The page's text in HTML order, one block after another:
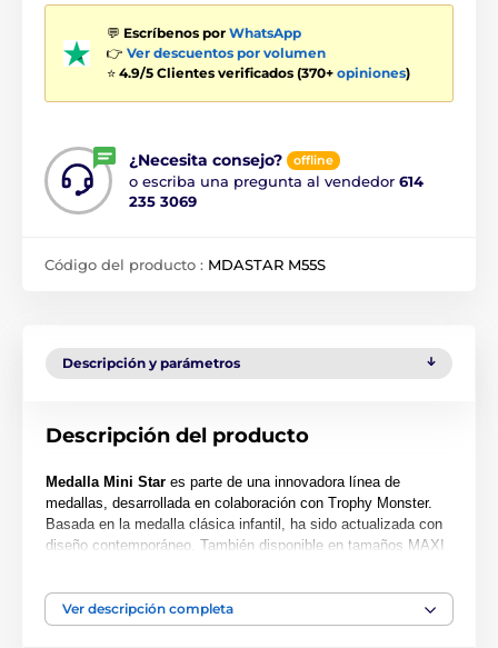
💬 Escríbenos por WhatsApp
👉 Ver descuentos por volumen
⭐ 4.9/5 Clientes verificados (370+ opiniones)
¿Necesita consejo? offline
o escriba una pregunta al vendedor 614
235 3069
Código del producto : MDASTAR M55S
Descripción y parámetros
Descripción del producto
Medalla Mini Star es parte de una innovadora línea de
medallas, desarrollada en colaboración con Trophy Monster.
Basada en la medalla clásica infantil, ha sido actualizada con
diseño contemporáneo. También disponible en tamaños MAXI
Cortada en una forma especial, esta medalla presenta una
impresión a color de alta calidad en el reverso del acrílico de
Ver descripción completa